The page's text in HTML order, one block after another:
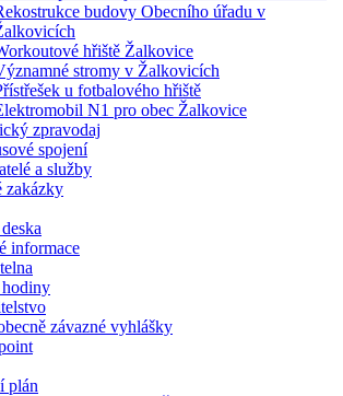
budovy Obecního úřadu v
hřiště Žalkovice
stromy v Žalkovicích
u fotbalového hřiště
N1 pro obec Žalkovice
zpravodaj
spojení
a služby
zakázky
informace
závazné vyhlášky
plán